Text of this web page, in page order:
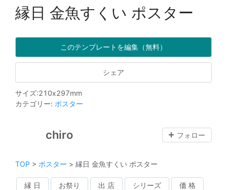
縁日 金魚すくい ポスター
このテンプレートを編集（無料）
シェア
サイズ:210x297mm
カテゴリー: ポスター
chiro フォロー
TOP > ポスター > 縁日 金魚すくい ポスター
縁 日 お祭り 出 店 シリーズ 価 格